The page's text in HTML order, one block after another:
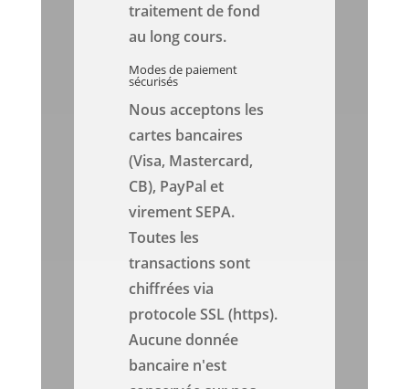
traitement de fond
au long cours.
Modes de paiement
sécurisés
Nous acceptons les
cartes bancaires
(Visa, Mastercard,
CB), PayPal et
virement SEPA.
Toutes les
transactions sont
chiffrées via
protocole SSL (https).
Aucune donnée
bancaire n'est